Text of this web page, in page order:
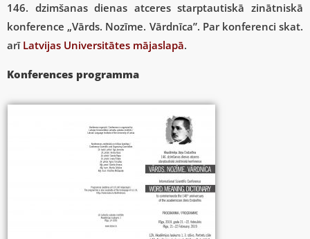
146. dzimšanas dienas atceres starptautiskā zinātniskā
konference „Vārds. Nozīme. Vārdnīca”. Par konferenci skat.
arī Latvijas Universitātes mājaslapā.
Konferences programma